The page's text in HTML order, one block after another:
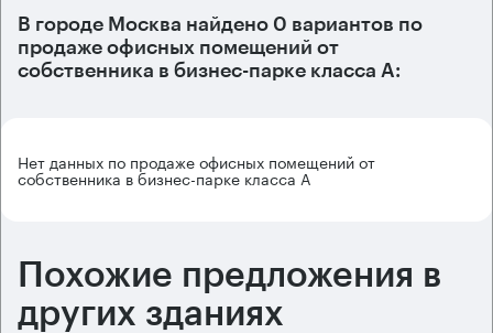
В городе Москва найдено 0 вариантов по
продаже офисных помещений от
собственника в бизнес-парке класса А:
Нет данных по продаже офисных помещений от
собственника в бизнес-парке класса А
Похожие предложения в
других зданиях